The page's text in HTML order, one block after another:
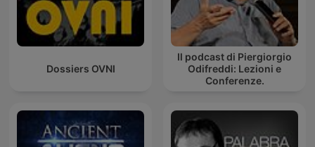
Dossiers OVNI
Il podcast di Piergiorgio
Odifreddi: Lezioni e
Conferenze.